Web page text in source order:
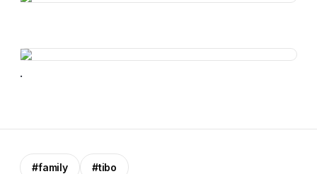
.
#family #tibo